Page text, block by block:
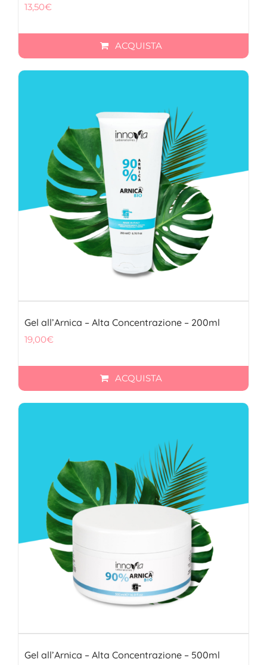
13,50€
ACQUISTA
Gel all’Arnica – Alta Concentrazione – 200ml
19,00€
ACQUISTA
Gel all’Arnica – Alta Concentrazione – 500ml